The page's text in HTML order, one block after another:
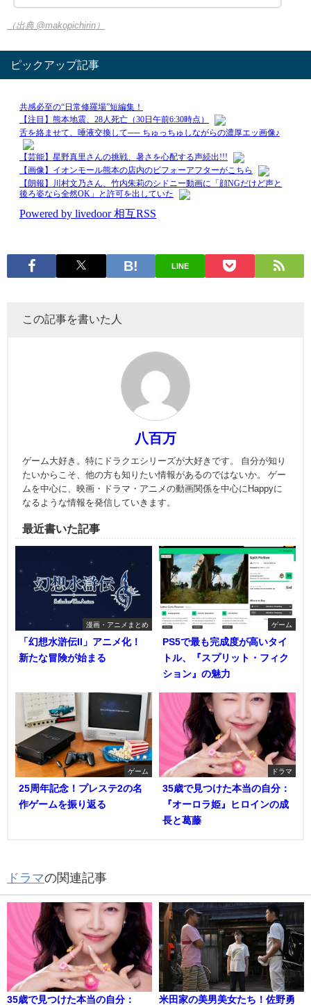
（出典 @makopichirin）
ピックアップ記事
LINE
この記事を書いた人
八百万
ゲーム大好き。特にドラクエシリーズが大好きです。 自分が知り
たいからこそ、他の方も知りたい情報があるのではないか。 ゲー
ムを中心に、映画・ドラマ・アニメの動画関係を中心にHappyに
なるような情報を発信していきます。
最近書いた記事
漫画・アニメまとめ
「幻想水滸伝II」アニメ化！
新たな冒険が始まる
ゲーム
PS5で最も完成度が高いタイ
トル、『スプリット・フィク
ション』の魅力
ゲーム
25周年記念！プレステ2の名
作ゲームを振り返る
ドラマ
35歳で見つけた本当の自分：
『オーロラ姫』ヒロインの成
長と葛藤
ドラマの関連記事
35歳で見つけた本当の自分：
米田家の美男美女たち！佐野勇